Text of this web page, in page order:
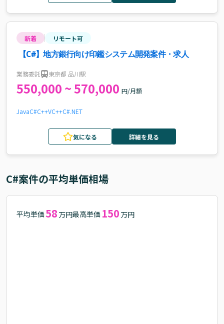
新着 リモート可
【C#】地方銀行向け印鑑システム開発案件・求人
業務委託 東京都 品川駅
550,000 ~ 570,000 円/月額
JavaC#C++VC++C#.NET
気になる 詳細を見る
C#案件の平均単価相場
平均単価58 万円最高単価 150 万円